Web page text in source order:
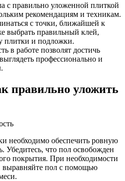
с правильно уложенной плиткой
рекомендациям и техникам.
с точки, ближайшей к
выбрать правильный клей,
плитки и подложки.
в работе позволят достичь
профессионально и
правильно уложить
необходимо обеспечить ровную
Убедитесь, что пол освобожден
покрытия. При необходимости
выравняйте пол с помощью